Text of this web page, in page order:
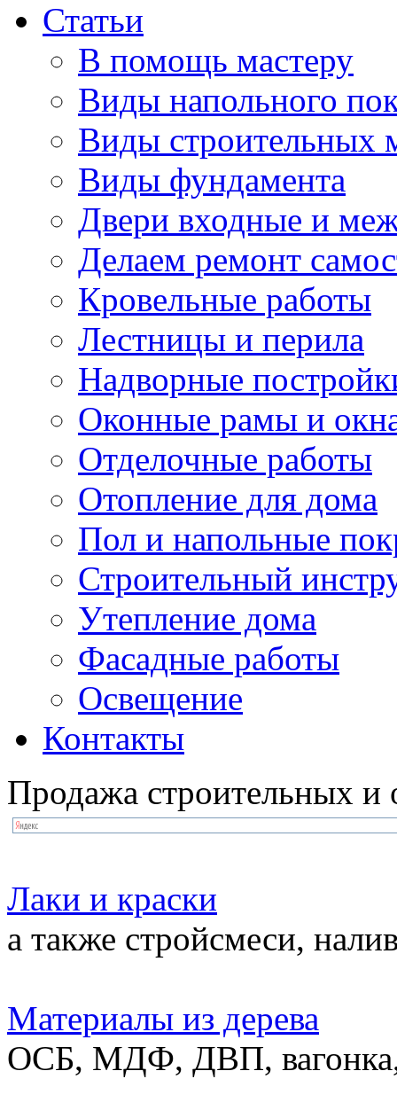
Статьи
В помощь мастеру
Виды напольного
Виды строительных
Виды фундамента
Двери входные и
Делаем ремонт
Кровельные работы
Лестницы и перила
Надворные
Оконные рамы и
Отделочные работы
Отопление для дома
Пол и напольные
Строительный
Утепление дома
Фасадные работы
Освещение
Контакты
Продажа строительных и
Лаки и краски
а также стройсмеси,
Материалы из дерева
ОСБ, МДФ, ДВП,